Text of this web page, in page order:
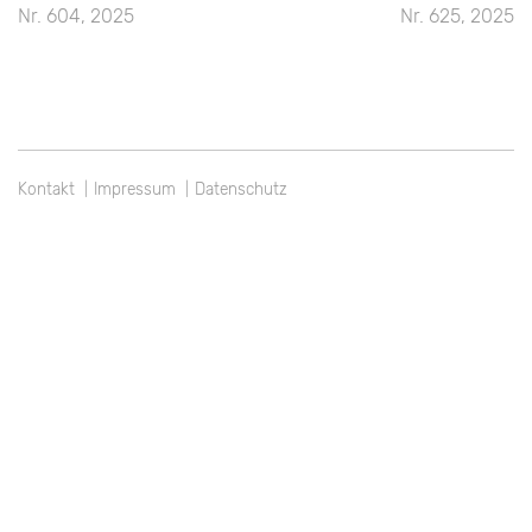
Beitragsnavigation
Nr. 604, 2025 Nr. 625, 2025
Kontakt Impressum Datenschutz